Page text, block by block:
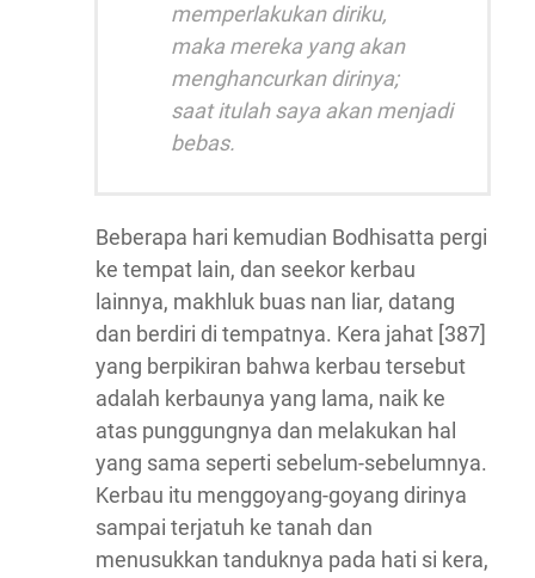
memperlakukan diriku,
maka mereka yang akan
menghancurkan dirinya;
saat itulah saya akan menjadi
bebas.
Beberapa hari kemudian Bodhisatta pergi
ke tempat lain, dan seekor kerbau
lainnya, makhluk buas nan liar, datang
dan berdiri di tempatnya. Kera jahat [387]
yang berpikiran bahwa kerbau tersebut
adalah kerbaunya yang lama, naik ke
atas punggungnya dan melakukan hal
yang sama seperti sebelum-sebelumnya.
Kerbau itu menggoyang-goyang dirinya
sampai terjatuh ke tanah dan
menusukkan tanduknya pada hati si kera,